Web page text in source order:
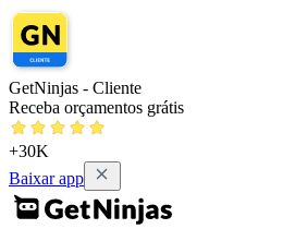
GetNinjas - Cliente
Receba orçamentos grátis
+30K
Baixar app